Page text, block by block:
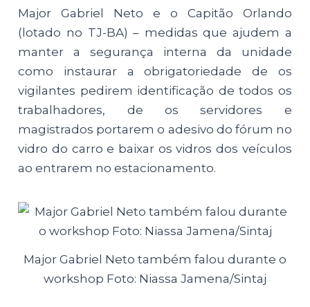
Major Gabriel Neto e o Capitão Orlando
(lotado no TJ-BA) – medidas que ajudem a
manter a segurança interna da unidade
como instaurar a obrigatoriedade de os
vigilantes pedirem identificação de todos os
trabalhadores, de os servidores e
magistrados portarem o adesivo do fórum no
vidro do carro e baixar os vidros dos veículos
ao entrarem no estacionamento.
Major Gabriel Neto também falou durante o
workshop Foto: Niassa Jamena/Sintaj